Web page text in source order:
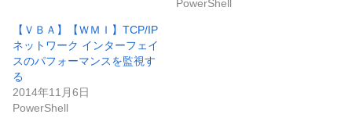
PowerShell
【ＶＢＡ】【ＷＭＩ】TCP/IP
ネットワーク インターフェイ
スのパフォーマンスを監視す
る
2014年11月6日
PowerShell